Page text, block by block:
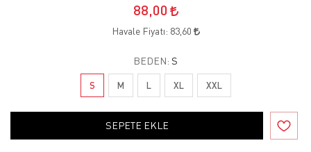
88,00
Havale Fiyatı: 83,60
BEDEN: S
S M L XL XXL
SEPETE EKLE